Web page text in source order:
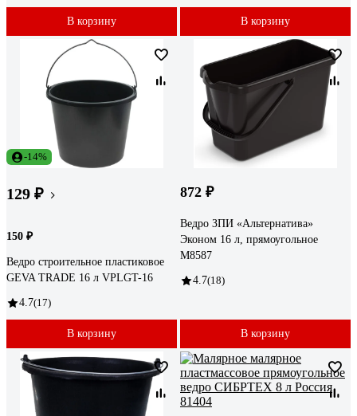
В корзину В корзину
-14%
129 ₽
150 ₽
Ведро строительное пластиковое
GEVA TRADE 16 л VPLGT-16
4.7(17)
В корзину
872 ₽
Ведро ЗПИ «Альтернатива»
Эконом 16 л, прямоугольное
М8587
4.7(18)
В корзину